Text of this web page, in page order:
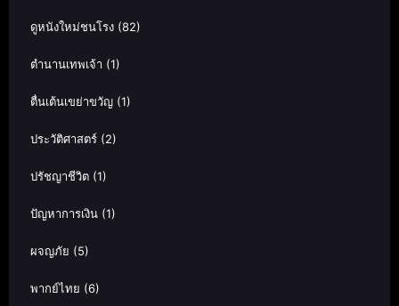
ดูหนังใหม่ชนโรง (82)
ตำนานเทพเจ้า (1)
ตื่นเต้นเขย่าขวัญ (1)
ประวัติศาสตร์ (2)
ปรัชญาชีวิต (1)
ปัญหาการเงิน (1)
ผจญภัย (5)
พากย์ไทย (6)